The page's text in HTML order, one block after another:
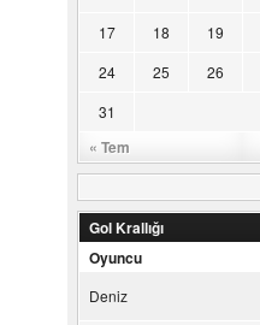
« Tem
17
18 19
24
25 26
31
Gol Krallığı
Oyuncu
Deniz